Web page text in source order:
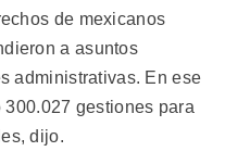
de mexicanos
a asuntos
administrativas. En ese
gestiones para
dijo.